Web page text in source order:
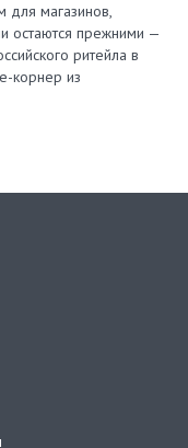
для магазинов,
остаются прежними —
ритейла в
корнер из